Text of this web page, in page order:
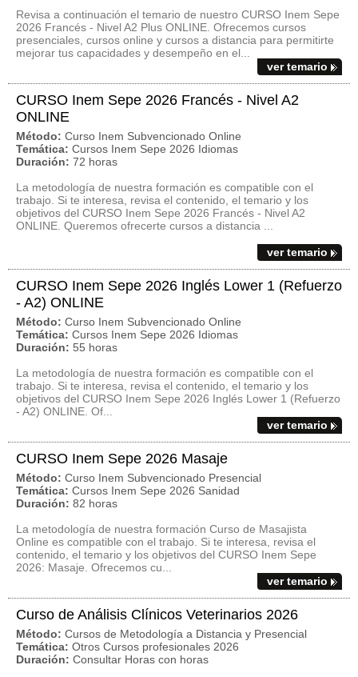
Revisa a continuación el temario de nuestro CURSO Inem Sepe
2026 Francés - Nivel A2 Plus ONLINE. Ofrecemos cursos
presenciales, cursos online y cursos a distancia para permitirte
mejorar tus capacidades y desempeño en el...
ver temario
CURSO Inem Sepe 2026 Francés - Nivel A2
ONLINE
Método: Curso Inem Subvencionado Online
Temática: Cursos Inem Sepe 2026 Idiomas
Duración: 72 horas
La metodología de nuestra formación es compatible con el
trabajo. Si te interesa, revisa el contenido, el temario y los
objetivos del CURSO Inem Sepe 2026 Francés - Nivel A2
ONLINE. Queremos ofrecerte cursos a distancia ...
ver temario
CURSO Inem Sepe 2026 Inglés Lower 1 (Refuerzo
- A2) ONLINE
Método: Curso Inem Subvencionado Online
Temática: Cursos Inem Sepe 2026 Idiomas
Duración: 55 horas
La metodología de nuestra formación es compatible con el
trabajo. Si te interesa, revisa el contenido, el temario y los
objetivos del CURSO Inem Sepe 2026 Inglés Lower 1 (Refuerzo
- A2) ONLINE. Of...
ver temario
CURSO Inem Sepe 2026 Masaje
Método: Curso Inem Subvencionado Presencial
Temática: Cursos Inem Sepe 2026 Sanidad
Duración: 82 horas
La metodología de nuestra formación Curso de Masajista
Online es compatible con el trabajo. Si te interesa, revisa el
contenido, el temario y los objetivos del CURSO Inem Sepe
2026: Masaje. Ofrecemos cu...
ver temario
Curso de Análisis Clínicos Veterinarios 2026
Método: Cursos de Metodología a Distancia y Presencial
Temática: Otros Cursos profesionales 2026
Duración: Consultar Horas con horas